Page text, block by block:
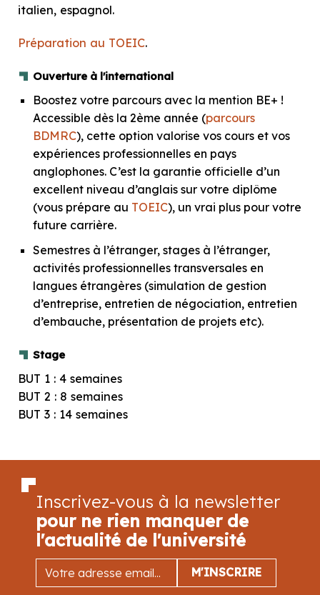
italien, espagnol.
Préparation au TOEIC.
Ouverture à l'international
Boostez votre parcours avec la mention BE+ !
Accessible dès la 2ème année (parcours
BDMRC), cette option valorise vos cours et vos
expériences professionnelles en pays
anglophones. C’est la garantie officielle d’un
excellent niveau d’anglais sur votre diplôme
(vous prépare au TOEIC), un vrai plus pour votre
future carrière.
Semestres à l’étranger, stages à l’étranger,
activités professionnelles transversales en
langues étrangères (simulation de gestion
d’entreprise, entretien de négociation, entretien
d’embauche, présentation de projets etc).
Stage
BUT 1 : 4 semaines
BUT 2 : 8 semaines
BUT 3 : 14 semaines
Inscrivez-vous à la newsletter
pour ne rien manquer de
l'actualité de l'université